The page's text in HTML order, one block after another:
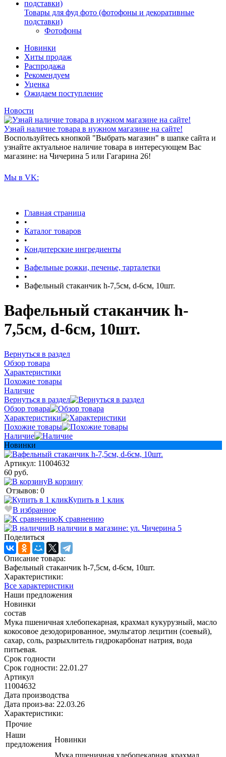
Товары для фуд фото (фотофоны и декоративные
подставки)
Фотофоны
Новинки
Хиты продаж
Распродажа
Рекомендуем
Уценка
Ожидаем поступление
Новости
Узнай наличие товара в нужном магазине на сайте!
Воспользуйтесь кнопкой "Выбрать магазин" в шапке сайта и
узнайте актуальное наличие товара в интересующем Вас
магазине: на Чичерина 5 или Гагарина 26!
Мы в VK:
Главная страница
•
Каталог товаров
•
Кондитерские ингредиенты
•
Вафельные рожки, печенье, тарталетки
•
Вафельный стаканчик h-7,5см, d-6см, 10шт.
Вафельный стаканчик h-
7,5см, d-6см, 10шт.
Вернуться в раздел
Обзор товара
Характеристики
Похожие товары
Наличие
Вернуться в раздел
Обзор товара
Характеристики
Похожие товары
Наличие
Новинки
Артикул: 11004632
60 руб.
В корзину
Отзывов: 0
Купить в 1 клик
В избранное
К сравнению
В наличии в магазине: ул. Чичерина 5
Поделиться
Описание товара:
Вафельный стаканчик h-7,5см, d-6см, 10шт.
Характеристики:
Все характеристики
Наши предложения
Новинки
состав
Мука пшеничная хлебопекарная, крахмал кукурузный, масло
кокосовое дезодорированное, эмульгатор лецитин (соевый),
сахар, соль, разрыхлитель гидрокарбонат натрия, вода
питьевая.
Срок годности
Срок годности: 22.01.27
Артикул
11004632
Дата производства
Дата произ-ва: 22.03.26
Характеристики:
Прочие
Наши
предложения
Новинки
Мука пшеничная хлебопекарная, крахмал